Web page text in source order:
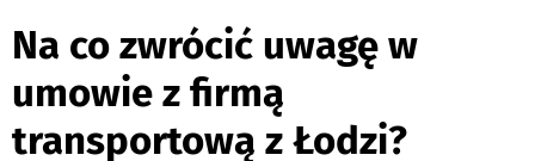
Na co zwrócić uwagę w
umowie z firmą
transportową z Łodzi?